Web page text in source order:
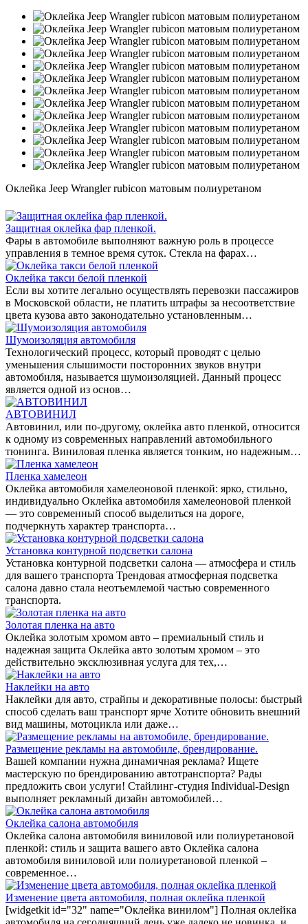
Оклейка Jeep Wrangler rubicon матовым полиуретаном
Защитная оклейка фар пленкой.
Фары в автомобиле выполняют важную роль в процессе
управления в темное время суток. Стекла на фарах…
Оклейка такси белой пленкой
Если вы хотите легально осуществлять перевозки пассажиров
в Московской области, не платить штрафы за несоответствие
цвета кузова авто законодательно установленным…
Шумоизоляция автомобиля
Технологический процесс, который проводят с целью
уменьшения слышимости посторонних звуков внутри
автомобиля, называется шумоизоляцией. Данный процесс
является одной из основ…
АВТОВИНИЛ
Автовинил, или по-другому, оклейка авто пленкой, относится
к одному из современных направлений автомобильного
тюнинга. Виниловая пленка является тонким, но надежным…
Пленка хамелеон
Оклейка автомобиля хамелеоновой пленкой: ярко, стильно,
индивидуально Оклейка автомобиля хамелеоновой пленкой
— это современный способ выделиться на дороге,
подчеркнуть характер транспорта…
Установка контурной подсветки салона
Установка контурной подсветки салона — атмосфера и стиль
для вашего транспорта Трендовая атмосферная подсветка
салона давно стала неотъемлемой частью современного
транспорта.
Золотая пленка на авто
Оклейка золотым хромом авто – премиальный стиль и
надежная защита Оклейка авто золотым хромом – это
действительно эксклюзивная услуга для тех,…
Наклейки на авто
Наклейки для авто, страйпы и декоративные полосы: быстрый
способ сделать ваш транспорт ярче Хотите обновить внешний
вид машины, мотоцикла или даже…
Размещение рекламы на автомобиле, брендирование.
Вашей компании нужна динамичная реклама? Ищете
мастерскую по брендированию автотранспорта? Рады
предложить свои услуги! Стайлинг-студия Individual-Design
выполняет рекламный дизайн автомобилей…
Оклейка салона автомобиля
Оклейка салона автомобиля виниловой или полиуретановой
пленкой: стиль и защита вашего авто Оклейка салона
автомобиля виниловой или полиуретановой пленкой –
современное…
Изменение цвета автомобиля, полная оклейка пленкой
[widgetkit id="32" name="Оклейка винилом"] Полная оклейка